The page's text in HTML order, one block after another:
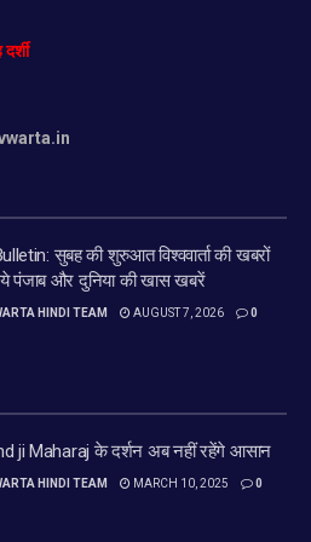
दर्शी
सुबह की शुरुआत विश्ववार्ता की खबरों
पंजाब और दुनिया की खास खबरें
HINDI TEAM AUGUST 7, 2026 0
ji Maharaj के दर्शन अब नहीं रहेंगे आसान
HINDI TEAM MARCH 10, 2025 0